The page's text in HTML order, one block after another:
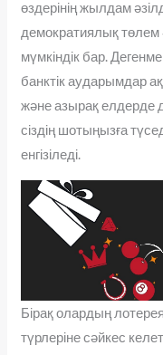
өздерінің жылдам
демократиялық төлем
мүмкіндік бар.
банктік аударымдар
және азырақ елдерде
сіздің шотыңызға
енгізіледі.
Бірақ олардың
түрлеріне сәйкес